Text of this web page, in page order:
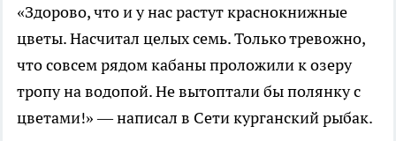
«Здорово, что и у нас растут краснокнижные
цветы. Насчитал целых семь. Только тревожно,
что совсем рядом кабаны проложили к озеру
тропу на водопой. Не вытоптали бы полянку с
цветами!» — написал в Сети курганский рыбак.